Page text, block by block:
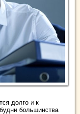
долго и к
большинства